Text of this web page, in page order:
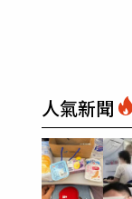
人氣新聞